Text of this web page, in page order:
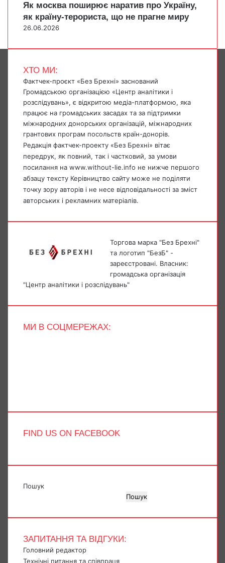
Як москва поширює наратив про Україну,
як країну-терориста, що не прагне миру
26.06.2026
ХТО МИ:
Фактчек-проєкт «Без Брехні» заснований
Громадською організацією «Центр аналітики і
розслідувань», є відкритою медіа-платформою, яка
працює на громадських засадах та за підтримки
міжнародних донорських організацій, міжнародних
грантових програм посольств країн-донорів.
Редакція фактчек-проекту «Без Брехні» вітає
передрук, як повний, так і частковий, за умови
посилання на www.without-lie.info не нижче першого
абзацу тексту Керівництво сайту може не поділяти
точку зору авторів і не несе відповідальності за зміст
авторських і рекламних матеріалів.
Торгова марка "Без Брехні"
та логотип "БезБ" -
зареєстровані. Власник:
громадська організація
"Центр аналітики і розслідувань"
МИ В СОЦМЕРЕЖАХ:
FIND US ON FACEBOOK
Пошук
Пошук
ЗАПИТАННЯ ТА ВІДГУКИ:
Головний редактор
Технічні питання та співпраця